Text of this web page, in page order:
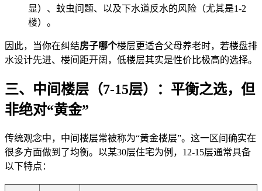
显）、蚊虫问题、以及下水道反水的风险（尤其是1-2
楼）。
因此，当你在纠结房子哪个楼层更适合父母养老时，若楼盘排
水设计先进、楼间距开阔，低楼层其实是性价比极高的选择。
三、中间楼层（7-15层）：平衡之选，但
非绝对“黄金”
传统观念中，中间楼层常被称为“黄金楼层”。这一区间确实在
很多方面做到了均衡。以某30层住宅为例，12-15层通常具备
以下特点：